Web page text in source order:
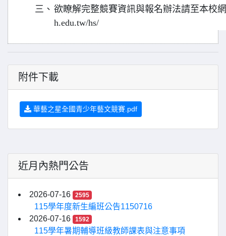
三、 欲瞭解完整競賽資訊與報名辦法請至本校
h.edu.tw/hs/
附件下載
華藝之星全國青少年藝文競賽.pdf
近月內熱門公告
2026-07-16 2595
115學年度新生編班公告1150716
2026-07-16
1592
115學年暑期輔導班級教師課表與注意事項